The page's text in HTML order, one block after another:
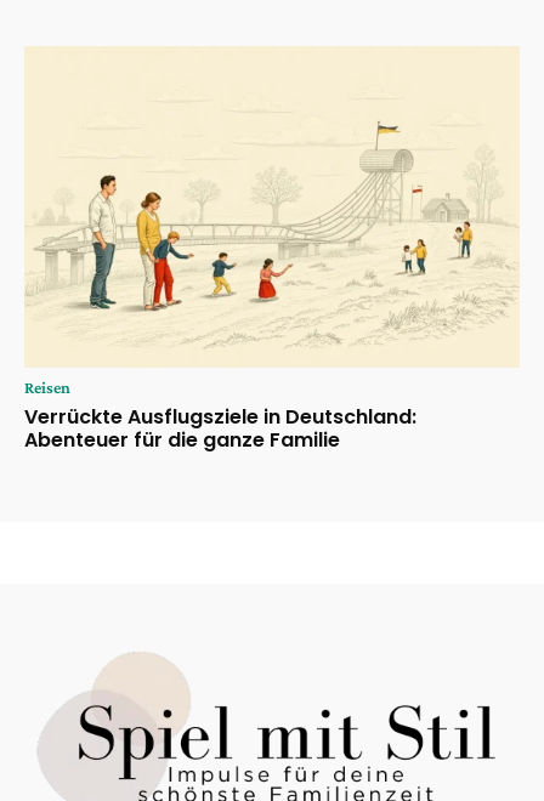
Reisen
Verrückte Ausflugsziele in Deutschland:
Abenteuer für die ganze Familie